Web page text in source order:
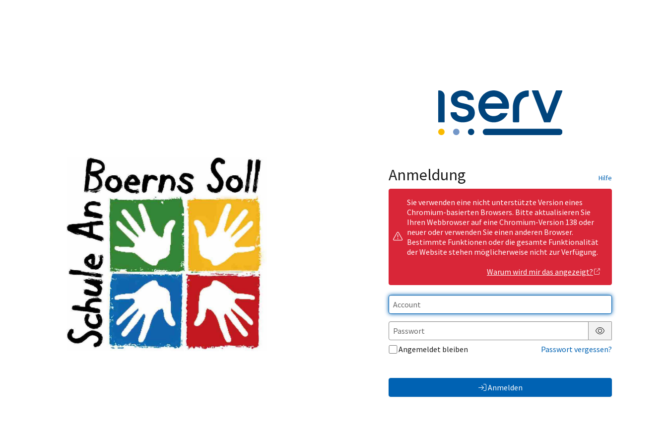
Anmeldung Hilfe
Sie verwenden eine nicht unterstützte Version eines
Chromium-basierten Browsers. Bitte aktualisieren Sie
Ihren Webbrowser auf eine Chromium-Version 138 oder
neuer oder verwenden Sie einen anderen Browser.
Bestimmte Funktionen oder die gesamte Funktionalität
der Website stehen möglicherweise nicht zur Verfügung.
Warum wird mir das angezeigt?
Passwort anzeigen
Angemeldet bleiben
Passwort vergessen?
Anmelden